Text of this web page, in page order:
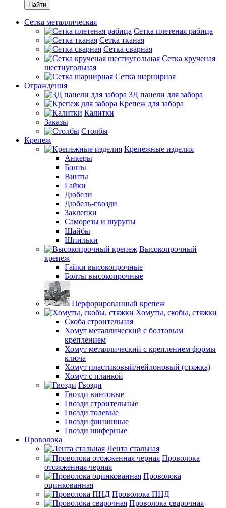
Найти
Сетка металлическая
Сетка плетеная рабица
Сетка тканая
Сетка сварная
Сетка крученая
шестиугольная
Сетка шарнирная
Ограждения
3Д панели для забора
Крепеж для забора
Калитки
Заказы
Столбы
Крепеж
Крепежные изделия
Анкеры
Болты
Винты
Гайки
Дюбели
Дюбель-гвозди
Заклепки
Саморезы и шурупы
Шайбы
Шпильки
Высокопрочный
крепеж
Гайки высокопрочные
Болты высокопрочные
Перфорированный крепеж
Хомуты, скобы, стяжки
Скоба строительная
Хомут металлический с болтовым
креплением
Хомут металлический с креплением формы
ключа
Хомут пластиковый/нейлоновый (стяжка)
Хомут с планкой
Гвозди
Гвозди винтовые
Гвозди строительные
Гвозди толевые
Гвозди финишные
Гвозди шиферные
Проволока
Лента стальная
Проволока
отожженная черная
Проволока
оцинкованная
Проволока ПНД
Проволока сварочная